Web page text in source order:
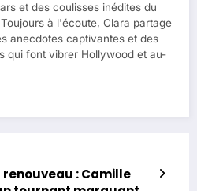
et des coulisses inédites du
à l'écoute, Clara partage
anecdotes captivantes et des
qui font vibrer Hollywood et au-
renouveau : Camille